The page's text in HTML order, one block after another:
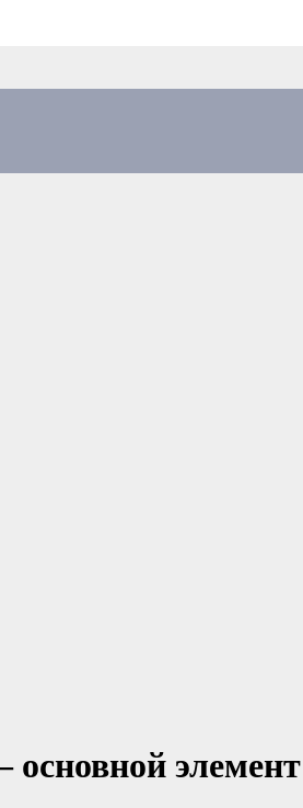
основной